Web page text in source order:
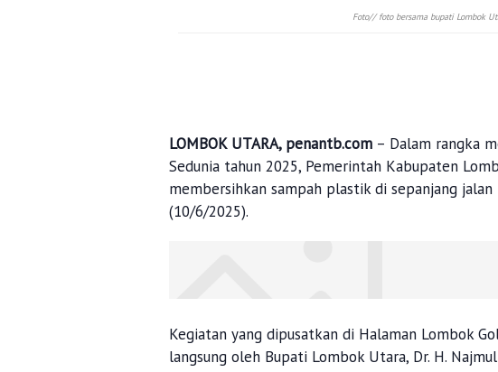
Foto// foto bersama bupati Lombok
LOMBOK UTARA, penantb.com – Dalam rangka
Sedunia tahun 2025, Pemerintah Kabupaten
membersihkan sampah plastik di sepanjang jalan
(10/6/2025).
Kegiatan yang dipusatkan di Halaman Lombok
langsung oleh Bupati Lombok Utara, Dr. H.